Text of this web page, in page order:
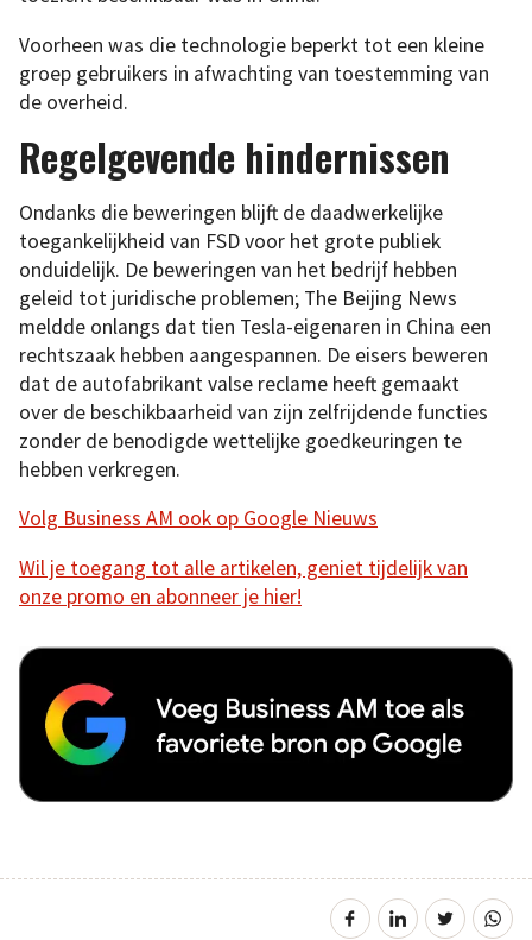
Voorheen was die technologie beperkt tot een kleine
groep gebruikers in afwachting van toestemming van
de overheid.
Regelgevende hindernissen
Ondanks die beweringen blijft de daadwerkelijke
toegankelijkheid van FSD voor het grote publiek
onduidelijk. De beweringen van het bedrijf hebben
geleid tot juridische problemen; The Beijing News
meldde onlangs dat tien Tesla-eigenaren in China een
rechtszaak hebben aangespannen. De eisers beweren
dat de autofabrikant valse reclame heeft gemaakt
over de beschikbaarheid van zijn zelfrijdende functies
zonder de benodigde wettelijke goedkeuringen te
hebben verkregen.
Volg Business AM ook op Google Nieuws
Wil je toegang tot alle artikelen, geniet tijdelijk van
onze promo en abonneer je hier!